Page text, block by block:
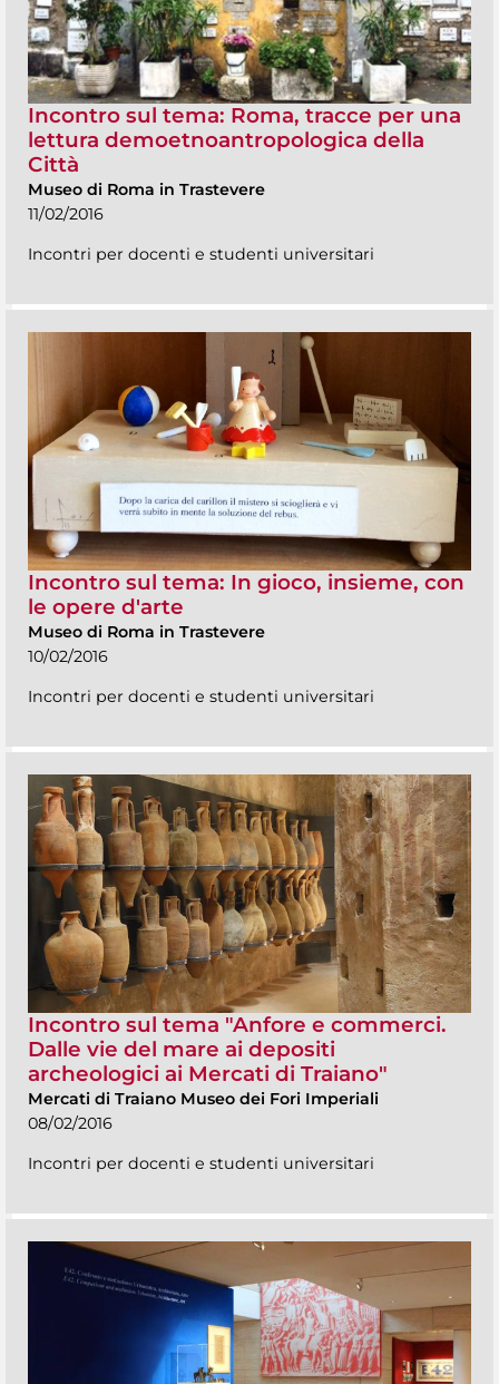
Incontro sul tema: Roma, tracce per una
lettura demoetnoantropologica della
Città
Museo di Roma in Trastevere
11/02/2016
Incontri per docenti e studenti universitari
Incontro sul tema: In gioco, insieme, con
le opere d'arte
Museo di Roma in Trastevere
10/02/2016
Incontri per docenti e studenti universitari
Incontro sul tema "Anfore e commerci.
Dalle vie del mare ai depositi
archeologici ai Mercati di Traiano"
Mercati di Traiano Museo dei Fori Imperiali
08/02/2016
Incontri per docenti e studenti universitari